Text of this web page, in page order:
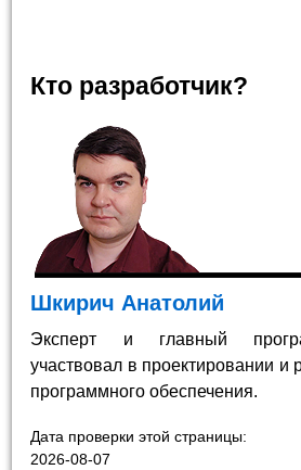
Кто разработчик?
Шкирич Анатолий
Эксперт и главный
участвовал в проектировании и
программного обеспечения.
Дата проверки этой страницы:
2026-08-07